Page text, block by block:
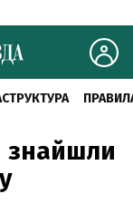
знайшли